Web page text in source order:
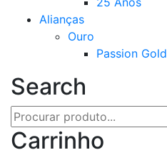
Alianças
Ouro
Passion Gold
Search
Carrinho